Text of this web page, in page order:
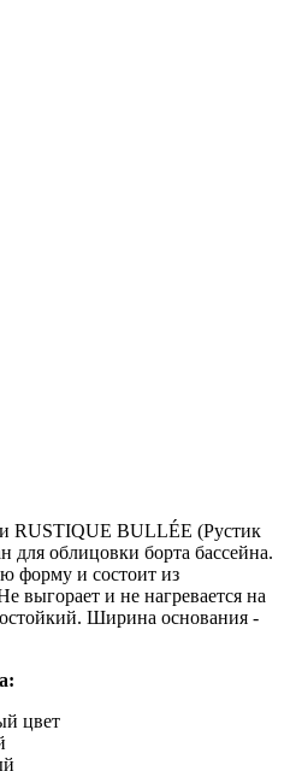
RUSTIQUE BULLÉE (Рустик
для облицовки борта бассейна.
форму и состоит из
выгорает и не нагревается на
Ширина основания -
цвет